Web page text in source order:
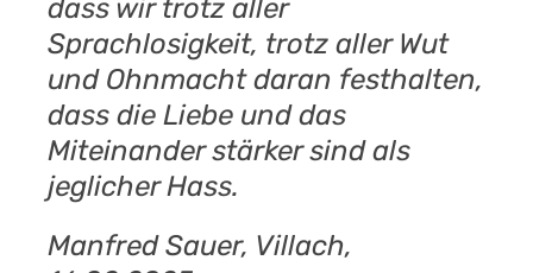
dass wir trotz aller
Sprachlosigkeit, trotz aller Wut
und Ohnmacht daran festhalten,
dass die Liebe und das
Miteinander stärker sind als
jeglicher Hass.
Manfred Sauer, Villach,